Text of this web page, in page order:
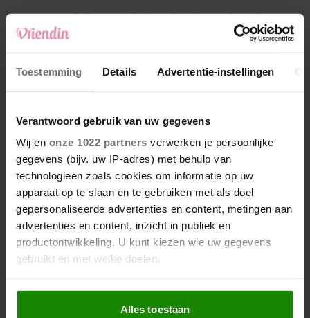
Toestemming Details Advertentie-instellingen
Verantwoord gebruik van uw gegevens
Wij en onze 1022 partners verwerken je persoonlijke
gegevens (bijv. uw IP-adres) met behulp van
technologieën zoals cookies om informatie op uw
apparaat op te slaan en te gebruiken met als doel
gepersonaliseerde advertenties en content, metingen aan
advertenties en content, inzicht in publiek en
productontwikkeling. U kunt kiezen wie uw gegevens
gebruikt en met welke doelen.
Als u het toestaat, willen we ook graag:
Informatie verzamelen over uw geografische
Alles toestaan
4 Makelaar Mandy: ‘Een bericht van de BN’er.
Een foto. Mijn lijf reageert’
5 Makelaar Mandy: ‘Vrijdagavond belde Bart.
Hij sprak eng kalm’
Nieuw